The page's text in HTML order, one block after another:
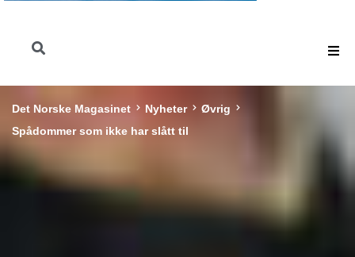
Det Norske Magasinet Nyheter
Øvrig
Spådommer som ikke har slått til